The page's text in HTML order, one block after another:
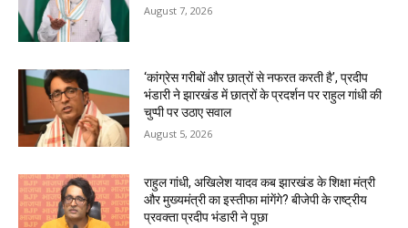
August 7, 2026
‘कांग्रेस गरीबों और छात्रों से नफरत करती है’, प्रदीप
भंडारी ने झारखंड में छात्रों के प्रदर्शन पर राहुल गांधी की
चुप्पी पर उठाए सवाल
August 5, 2026
राहुल गांधी, अखिलेश यादव कब झारखंड के शिक्षा मंत्री
और मुख्यमंत्री का इस्तीफा मांगेंगे? बीजेपी के राष्ट्रीय
प्रवक्ता प्रदीप भंडारी ने पूछा